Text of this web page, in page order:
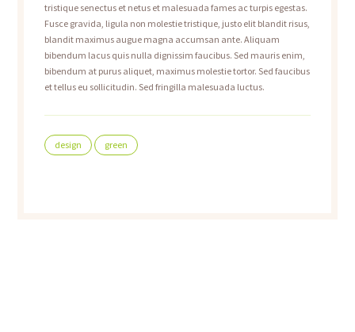
tristique senectus et netus et malesuada fames ac turpis egestas.
Fusce gravida, ligula non molestie tristique, justo elit blandit risus,
blandit maximus augue magna accumsan ante. Aliquam
bibendum lacus quis nulla dignissim faucibus. Sed mauris enim,
bibendum at purus aliquet, maximus molestie tortor. Sed faucibus
et tellus eu sollicitudin. Sed fringilla malesuada luctus.
design green